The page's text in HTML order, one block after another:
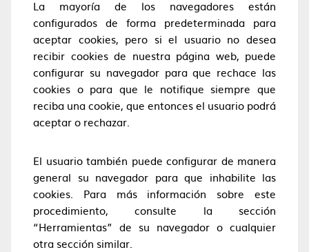
La mayoría de los navegadores están
configurados de forma predeterminada para
aceptar cookies, pero si el usuario no desea
recibir cookies de nuestra página web, puede
configurar su navegador para que rechace las
cookies o para que le notifique siempre que
reciba una cookie, que entonces el usuario podrá
aceptar o rechazar.
El usuario también puede configurar de manera
general su navegador para que inhabilite las
cookies. Para más información sobre este
procedimiento, consulte la sección
“Herramientas” de su navegador o cualquier
otra sección similar.